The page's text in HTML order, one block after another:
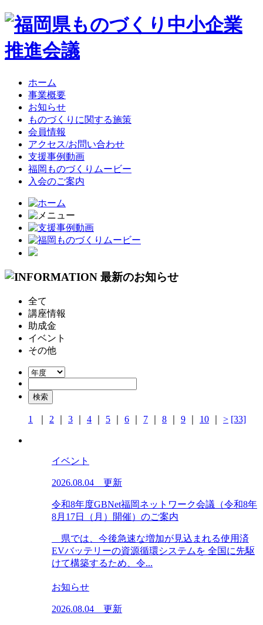
ホーム
事業概要
お知らせ
ものづくりに関する施策
会員情報
アクセス/お問い合わせ
支援事例動画
福岡ものづくりムービー
入会のご案内
全て
講座情報
助成金
イベント
その他
1 2 3 4 5 6 7 8 9 10 > [33]
イベント
2026.08.04 更新
令和8年度GBNet福岡ネットワーク会議（令和8年
8月17日（月）開催）のご案内
県では、今後急速な増加が見込まれる使用済
EVバッテリーの資源循環システムを 全国に先駆
けて構築するため、令...
お知らせ
2026.08.04 更新